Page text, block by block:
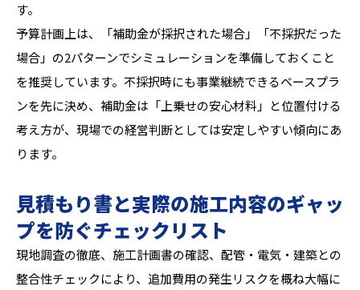
す。
予算計画上は、「補助金が採択された場合」「不採択だった
場合」の2パターンでシミュレーションを準備しておくこと
を推奨しています。不採択時にも事業継続できるベースプラ
ンを先に決め、補助金は「上乗せの安心材料」と位置付ける
考え方が、現場での経営判断としては安定しやすい傾向にあ
ります。
見積もり書と実際の施工内容のギャッ
プを防ぐチェックリスト
現地調査の徹底、施工計画書の確認、配管・電気・建築との
整合性チェックにより、追加費用の発生リスクを概ね大幅に